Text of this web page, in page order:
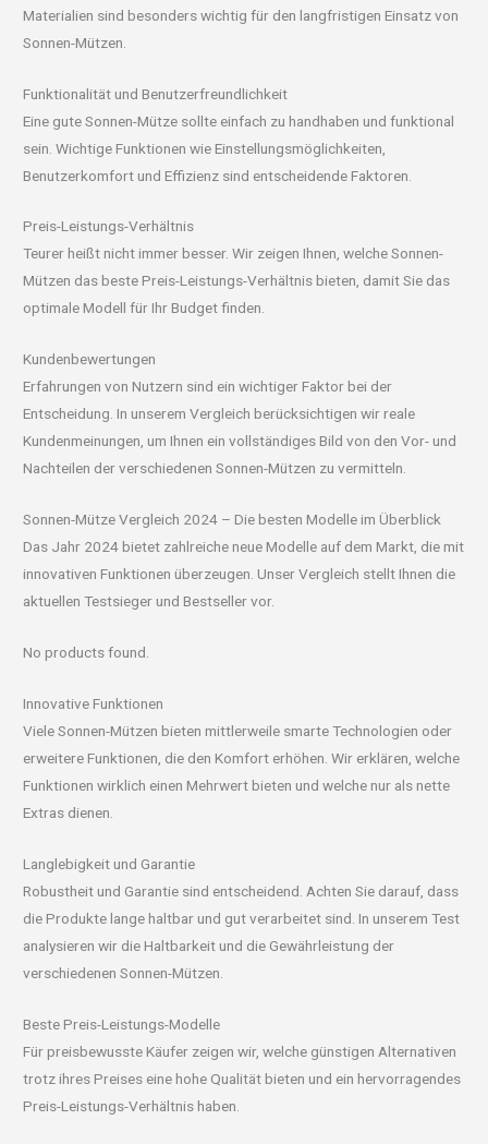
Materialien sind besonders wichtig für den langfristigen Einsatz von
Sonnen-Mützen.
Funktionalität und Benutzerfreundlichkeit
Eine gute Sonnen-Mütze sollte einfach zu handhaben und funktional
sein. Wichtige Funktionen wie Einstellungsmöglichkeiten,
Benutzerkomfort und Effizienz sind entscheidende Faktoren.
Preis-Leistungs-Verhältnis
Teurer heißt nicht immer besser. Wir zeigen Ihnen, welche Sonnen-
Mützen das beste Preis-Leistungs-Verhältnis bieten, damit Sie das
optimale Modell für Ihr Budget finden.
Kundenbewertungen
Erfahrungen von Nutzern sind ein wichtiger Faktor bei der
Entscheidung. In unserem Vergleich berücksichtigen wir reale
Kundenmeinungen, um Ihnen ein vollständiges Bild von den Vor- und
Nachteilen der verschiedenen Sonnen-Mützen zu vermitteln.
Sonnen-Mütze Vergleich 2024 – Die besten Modelle im Überblick
Das Jahr 2024 bietet zahlreiche neue Modelle auf dem Markt, die mit
innovativen Funktionen überzeugen. Unser Vergleich stellt Ihnen die
aktuellen Testsieger und Bestseller vor.
No products found.
Innovative Funktionen
Viele Sonnen-Mützen bieten mittlerweile smarte Technologien oder
erweitere Funktionen, die den Komfort erhöhen. Wir erklären, welche
Funktionen wirklich einen Mehrwert bieten und welche nur als nette
Extras dienen.
Langlebigkeit und Garantie
Robustheit und Garantie sind entscheidend. Achten Sie darauf, dass
die Produkte lange haltbar und gut verarbeitet sind. In unserem Test
analysieren wir die Haltbarkeit und die Gewährleistung der
verschiedenen Sonnen-Mützen.
Beste Preis-Leistungs-Modelle
Für preisbewusste Käufer zeigen wir, welche günstigen Alternativen
trotz ihres Preises eine hohe Qualität bieten und ein hervorragendes
Preis-Leistungs-Verhältnis haben.